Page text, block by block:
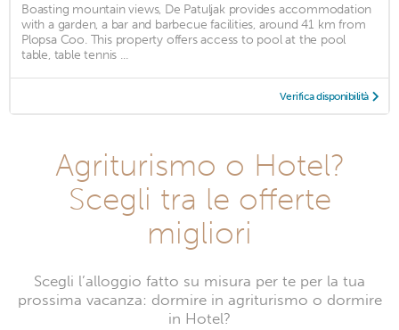
Boasting mountain views, De Patuljak provides accommodation
with a garden, a bar and barbecue facilities, around 41 km from
Plopsa Coo. This property offers access to pool at the pool
table, table tennis ...
Verifica disponibilità
Agriturismo o Hotel?
Scegli tra le offerte
migliori
Scegli l’alloggio fatto su misura per te per la tua
prossima vacanza: dormire in agriturismo o dormire
in Hotel?